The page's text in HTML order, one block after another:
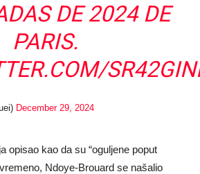
DE 2024 DE
PARIS.
December 29, 2024
opisao kao da su “oguljene poput
Ndoye-Brouard se našalio